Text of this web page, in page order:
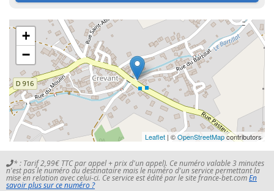
+
−
Leaflet | ©OpenStreetMapcontributors
* : Tarif 2,99€ TTC par appel + prix d'un appel). Ce numéro valable 3 minutes
n'est pas le numéro du destinataire mais le numéro d'un service permettant la
mise en relation avec celui-ci. Ce service est édité par le site france-bet.comEn
savoir plus sur ce numéro ?